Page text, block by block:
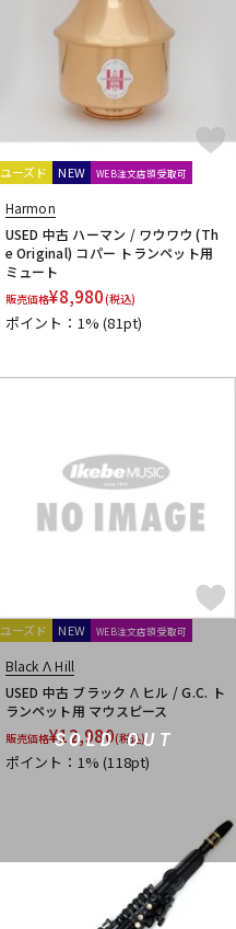
ユーズド NEW WEB注文店頭受取可
Harmon
USED 中古 ハーマン / ワウワウ (Th
e Original) コパー トランペット用
ミュート
販売価格¥8,980(税込)
ポイント：1%(81pt)
SOLD OUT
ユーズド NEW WEB注文店頭受取可
Black Λ Hill
USED 中古 ブラック Λ ヒル / G.C. ト
ランペット用 マウスピース
販売価格¥12,980(税込)
ポイント：1%(118pt)